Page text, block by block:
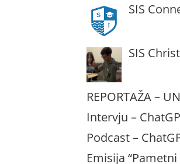
SIS
SIS
REPORTAŽA –
Intervju –
Podcast –
Emisija